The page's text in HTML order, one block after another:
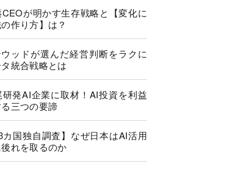
が明かす生存戦略と【変化に
作り方】は？
ッドが選んだ経営判断をラクに
統合戦略とは
発AI企業に取材！AI投資を利益
三つの要諦
カ国独自調査】なぜ日本はAI活用
れを取るのか